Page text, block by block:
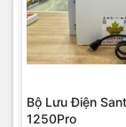
Bộ Lưu Điện
1250Pro